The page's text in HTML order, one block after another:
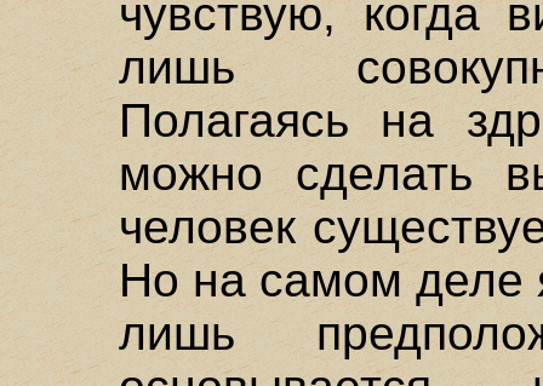
чувствую, когда
лишь
Полагаясь на
можно сделать
человек
Но на самом деле
лишь